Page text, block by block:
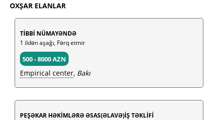
OXŞAR ELANLAR
TİBBİ NÜMAYƏNDƏ
1 ildən aşağı, Fərq etmir
500 - 8000 AZN
Empirical center, Bakı
PEŞƏKAR HƏKİMLƏRƏ ƏSAS(ƏLAVƏ)İŞ TƏKLİFİ